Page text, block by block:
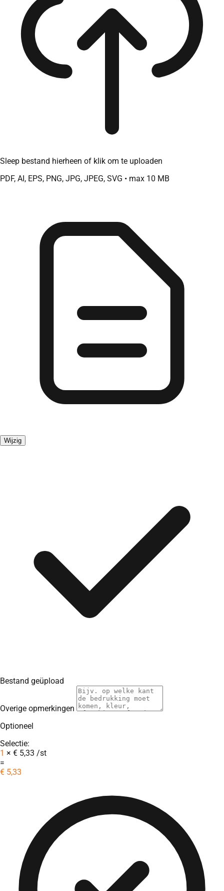
Sleep bestand hierheen of klik om te uploaden
PDF, AI, EPS, PNG, JPG, JPEG, SVG • max 10 MB
Wijzig
Bestand geüpload
Overige opmerkingen
Optioneel
Selectie:
1 × € 5,33 /st
=
€ 5,33